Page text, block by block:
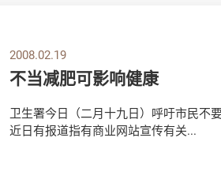
2008.02.19
不当减肥可影响健康
卫生署今日（二月十九日）呼吁市民不
近日有报道指有商业网站宣传有关...